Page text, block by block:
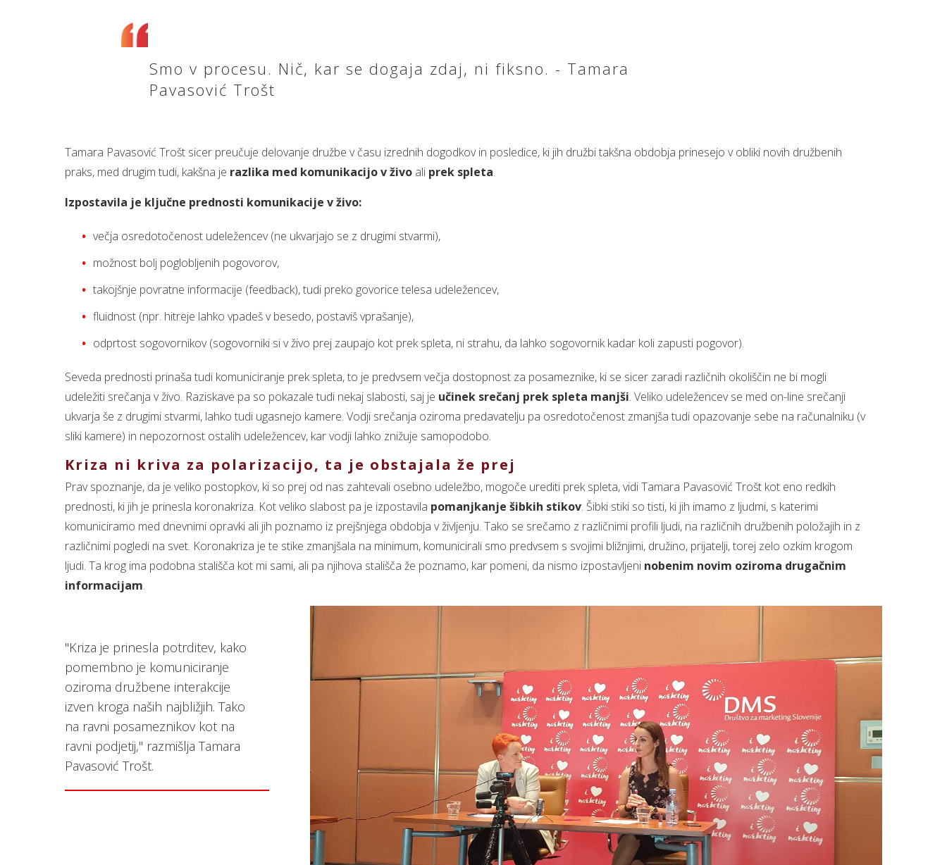
Smo v procesu. Nič, kar se dogaja zdaj, ni fiksno. - Tamara
Pavasović Trošt
Tamara Pavasović Trošt sicer preučuje delovanje družbe v času izrednih dogodkov in posledice, ki jih družbi takšna obdobja prinesejo v obliki novih družbenih
praks, med drugim tudi, kakšna je razlika med komunikacijo v živo ali prek spleta.
Izpostavila je ključne prednosti komunikacije v živo:
večja osredotočenost udeležencev (ne ukvarjajo se z drugimi stvarmi),
možnost bolj poglobljenih pogovorov,
takojšnje povratne informacije (feedback), tudi preko govorice telesa udeležencev,
fluidnost (npr. hitreje lahko vpadeš v besedo, postaviš vprašanje),
odprtost sogovornikov (sogovorniki si v živo prej zaupajo kot prek spleta, ni strahu, da lahko sogovornik kadar koli zapusti pogovor).
Seveda prednosti prinaša tudi komuniciranje prek spleta, to je predvsem večja dostopnost za posameznike, ki se sicer zaradi različnih okoliščin ne bi mogli
udeležiti srečanja v živo. Raziskave pa so pokazale tudi nekaj slabosti, saj je učinek srečanj prek spleta manjši. Veliko udeležencev se med on-line srečanji
ukvarja še z drugimi stvarmi, lahko tudi ugasnejo kamere. Vodji srečanja oziroma predavatelju pa osredotočenost zmanjša tudi opazovanje sebe na računalniku (v
sliki kamere) in nepozornost ostalih udeležencev, kar vodji lahko znižuje samopodobo.
Kriza ni kriva za polarizacijo, ta je obstajala že prej
Prav spoznanje, da je veliko postopkov, ki so prej od nas zahtevali osebno udeležbo, mogoče urediti prek spleta, vidi Tamara Pavasović Trošt kot eno redkih
prednosti, ki jih je prinesla koronakriza. Kot veliko slabost pa je izpostavila pomanjkanje šibkih stikov. Šibki stiki so tisti, ki jih imamo z ljudmi, s katerimi
komuniciramo med dnevnimi opravki ali jih poznamo iz prejšnjega obdobja v življenju. Tako se srečamo z različnimi profili ljudi, na različnih družbenih položajih in z
različnimi pogledi na svet. Koronakriza je te stike zmanjšala na minimum, komunicirali smo predvsem s svojimi bližnjimi, družino, prijatelji, torej zelo ozkim krogom
ljudi. Ta krog ima podobna stališča kot mi sami, ali pa njihova stališča že poznamo, kar pomeni, da nismo izpostavljeni nobenim novim oziroma drugačnim
informacijam.
"Kriza je prinesla potrditev, kako
pomembno je komuniciranje
oziroma družbene interakcije
izven kroga naših najbližjih. Tako
na ravni posameznikov kot na
ravni podjetij," razmišlja Tamara
Pavasović Trošt.